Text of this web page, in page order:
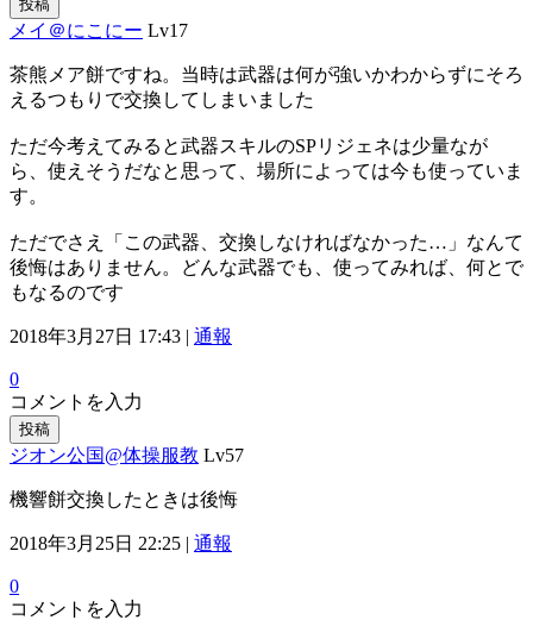
投稿
メイ＠にこにー Lv17
茶熊メア餅ですね。当時は武器は何が強いかわからずにそろ
えるつもりで交換してしまいました
ただ今考えてみると武器スキルのSPリジェネは少量なが
ら、使えそうだなと思って、場所によっては今も使っていま
す。
ただでさえ「この武器、交換しなければなかった…」なんて
後悔はありません。どんな武器でも、使ってみれば、何とで
もなるのです
2018年3月27日 17:43 | 通報
0
コメントを入力
投稿
ジオン公国@体操服教 Lv57
機響餅交換したときは後悔
2018年3月25日 22:25 | 通報
0
コメントを入力